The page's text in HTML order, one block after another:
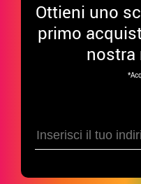
Ottieni uno
primo
nostra